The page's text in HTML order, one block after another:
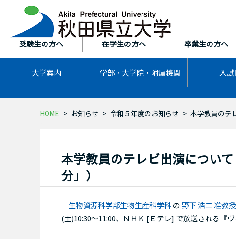
受験生の方へ 在学生の方へ 卒業生の方へ
大学案内 学部・大学院・ 附属機関 入
HOME お知らせ 令和５年度のお知らせ 本学教員のテ
本学教員のテレビ出演につい
分」）
生物資源科学部生物生産科学科 の野下 浩二 准教
(土)10:30～11:00、ＮＨＫ [Ｅテレ] で放送される『